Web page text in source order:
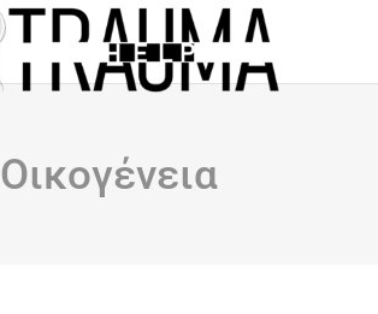
Οικογένεια